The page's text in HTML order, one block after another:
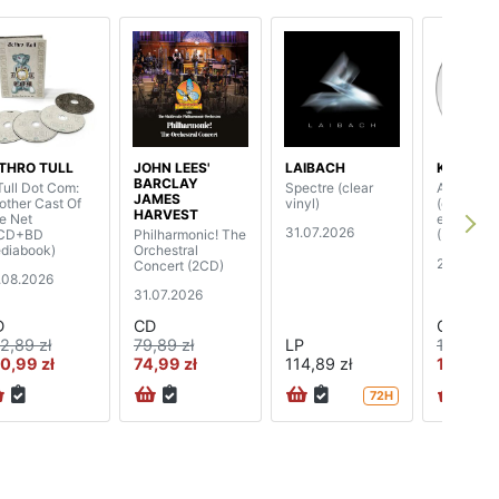
TULL
Dot Com:
Cast Of
Net
zł
zł
JOHN LEES'
BARCLAY
JAMES
HARVEST
Philharmonic! The
Orchestral
Concert (2CD)
31.07.2026
CD
79,89 zł
74,99 zł
LAIBACH
Spectre (clear
vinyl)
31.07.2026
LP
114,89 zł
72H
KIM
Another
edition)
CD
148,89
138,99